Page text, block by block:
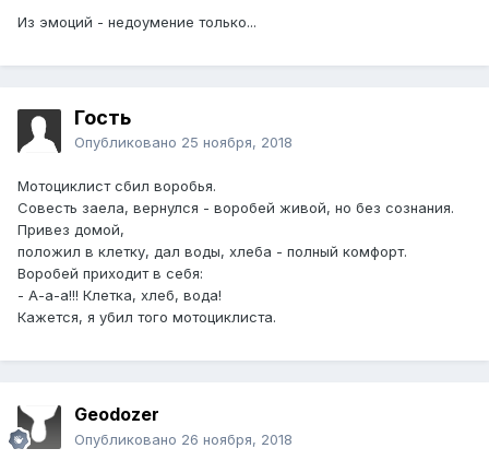
Из эмоций - недоумение только...
Гость
Опубликовано 25 ноября, 2018
Мотоциклист сбил воробья.
Совесть заела, вернулся - воробей живой, но без сознания.
Привез домой,
положил в клетку, дал воды, хлеба - полный комфорт.
Воробей приходит в себя:
- А-а-а!!! Клетка, хлеб, вода!
Кажется, я убил того мотоциклиста.
Geodozer
Опубликовано 26 ноября, 2018